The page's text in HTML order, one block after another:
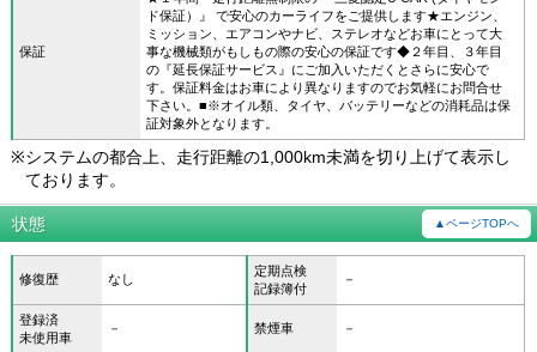
保証
ド保証）』 で安心のカーライフをご提供します★エンジン、
ミッション、エアコンやナビ、ステレオなどお車にとって大
事な機械類がもしもの際の安心の保証です◆２年目、３年目
の『延長保証サービス』にご加入いただくとさらに安心で
す。保証料金はお車により異なりますのでお気軽にお問合せ
下さい。■※オイル類、タイヤ、バッテリーなどの消耗品は保
証対象外となります。
※システムの都合上、走行距離の1,000km未満を切り上げて表示し
ております。
状態 ▲ページTOPへ
修復歴 なし
定期点検
記録簿付
－
登録済
未使用車
－ 禁煙車 －